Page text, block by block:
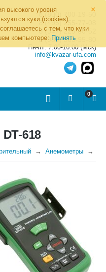
×
высокого уровня
куки (cookies).
с тем, что куки
компьютере: Принять
8 (800) 700-19-50
8 (495) 255-77-08
8 (347) 225-00-52
8 (986) 963-95-80
Пн-пт: 7.00-16.00 (Мск)
info@kvazar-ufa.com
0
618
Анемометры